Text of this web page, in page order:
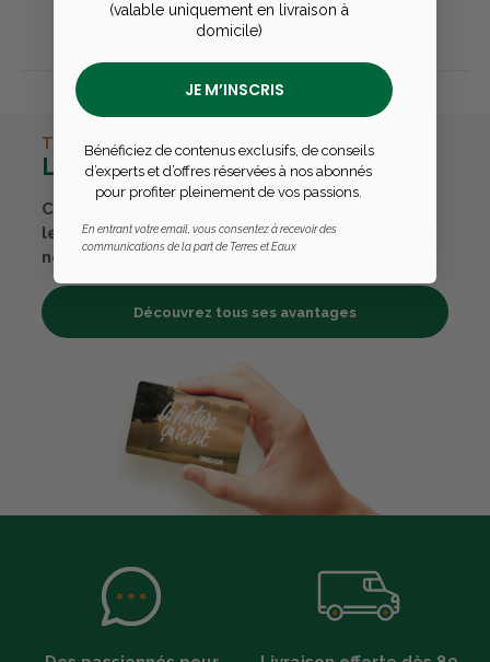
Publier un avis
TERRES & EAUX
La carte avantages
Cumulez des points passions et convertissez-
les en bons cadeaux. Bénéficiez également de
nombreux autres avantages.
Découvrez tous ses avantages
(valable uniquement en livraison à
domicile)
JE M’INSCRIS
Bénéficiez de contenus exclusifs, de conseils
d’experts et d’offres réservées à nos abonnés
pour profiter pleinement de vos passions.
En entrant votre email, vous consentez à recevoir des
communications de la part de Terres et Eaux